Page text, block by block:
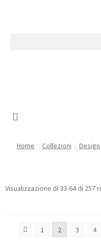
Home Collezioni Design
Visualizzazione di 33-64 di 257
1 2 3 4